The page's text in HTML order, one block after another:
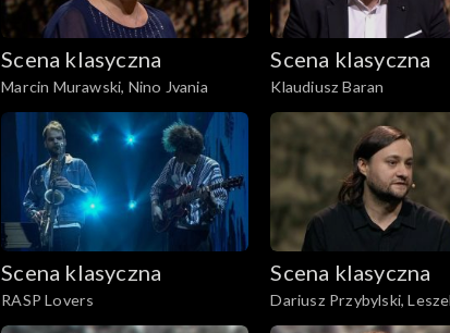
Scena klasyczna
Marcin Murawski, Nino Jvania
Scena klasyczna
Klaudiusz Baran
Scena klasyczna
RASP Lovers
Scena klasyczna
Dariusz Przybylski,